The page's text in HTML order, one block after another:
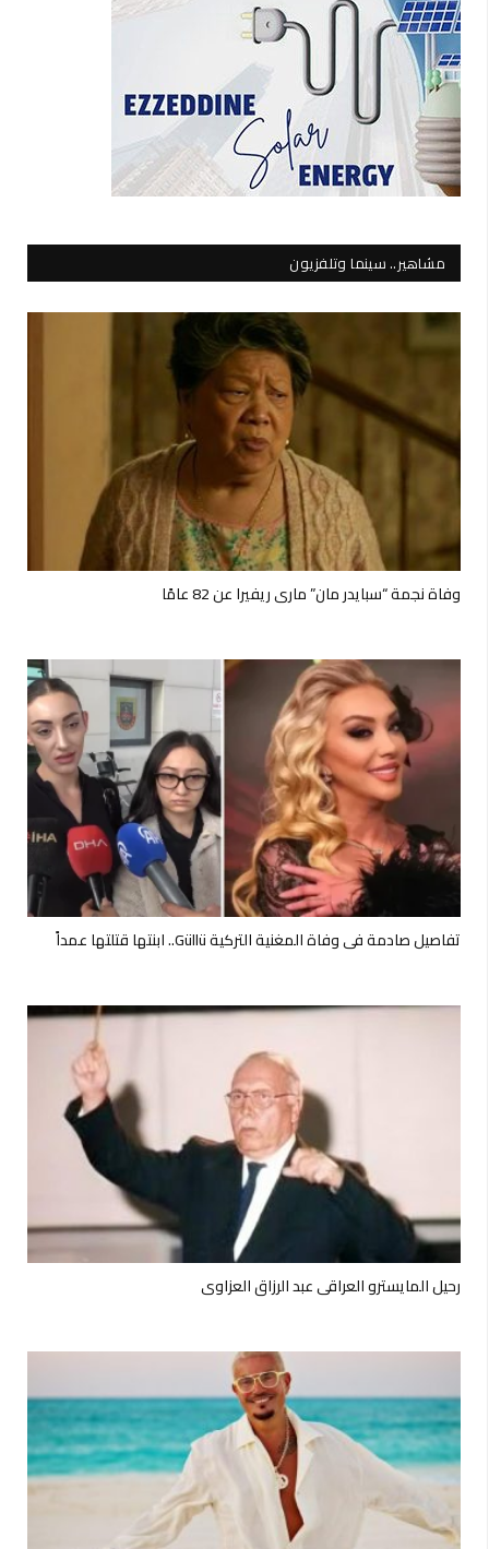
مشاهير.. سينما وتلفزيون
وفاة نجمة “سبايدر مان” ماري ريفيرا عن 82 عامًا
تفاصيل صادمة في وفاة المغنية التركية Güllü.. ابنتها قتلتها عمداً
رحيل المايسترو العراقي عبد الرزاق العزاوي